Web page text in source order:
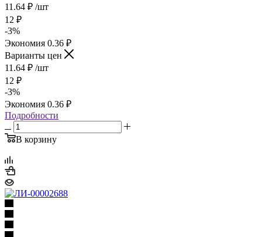
11.64 ₽ /шт
12 ₽
-3%
Экономия 0.36 ₽
Варианты цен
11.64 ₽ /шт
12 ₽
-3%
Экономия 0.36 ₽
Подробности
В корзину